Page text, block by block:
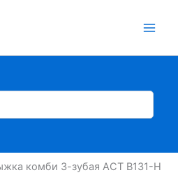
комби 3-зубая АСТ B131-H